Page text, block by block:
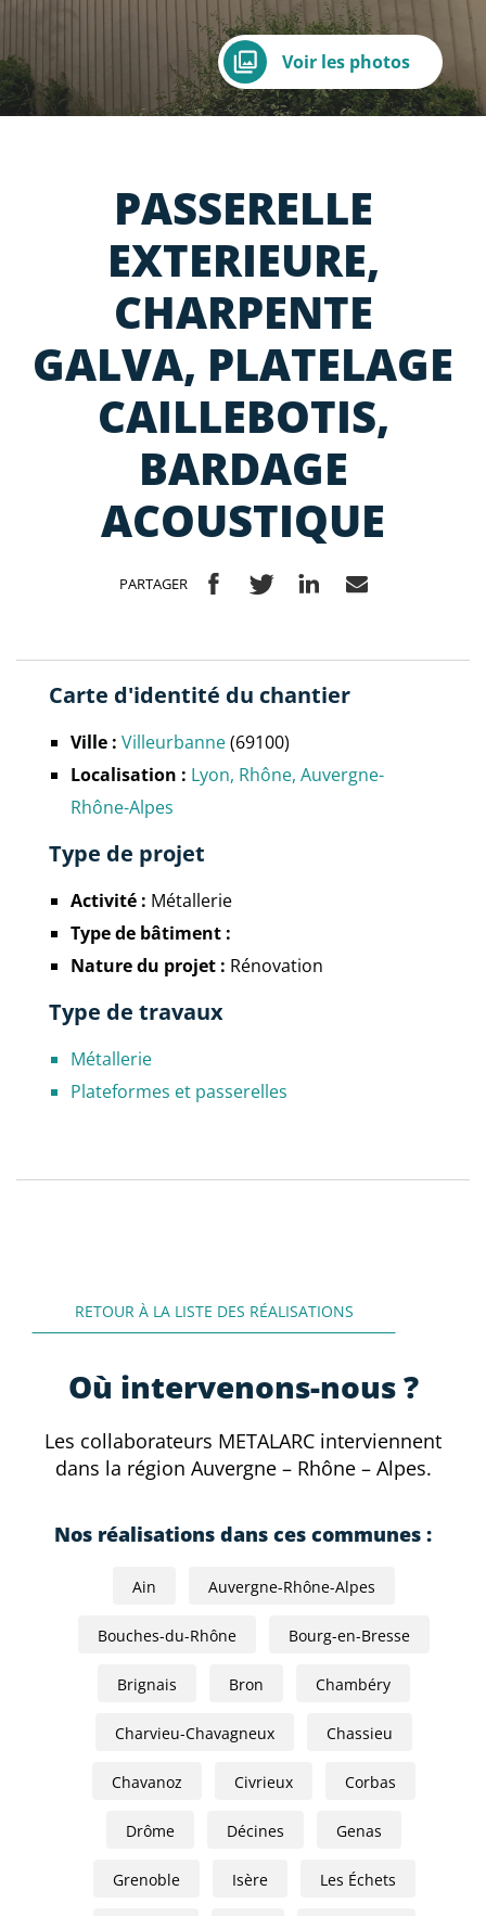
Voir les photos
PASSERELLE
EXTERIEURE,
CHARPENTE
GALVA, PLATELAGE
CAILLEBOTIS,
BARDAGE
ACOUSTIQUE
PARTAGER
Carte d'identité du chantier
Ville : Villeurbanne(69100)
Localisation : Lyon Rhône Auvergne-
Rhône-Alpes
Type de projet
Activité : Métallerie
Type de bâtiment :
Nature du projet : Rénovation
Type de travaux
Métallerie
Plateformes et passerelles
RETOUR À LA LISTE DES RÉALISATIONS
Où intervenons-nous ?
Les collaborateurs METALARC interviennent
dans la région Auvergne – Rhône – Alpes.
Nos réalisations dans ces communes :
Ain Auvergne-Rhône-Alpes
Bouches-du-Rhône Bourg-en-Bresse
Brignais Bron Chambéry
Charvieu-Chavagneux Chassieu
Chavanoz Civrieux Corbas
Drôme Décines Genas
Grenoble Isère Les Échets